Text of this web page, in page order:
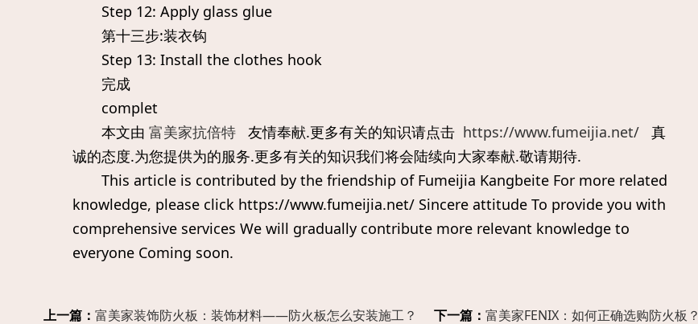
Step 12: Apply glass glue
第十三步:装衣钩
Step 13: Install the clothes hook
完成
complet
本文由 富美家抗倍特友情奉献.更多有关的知识请点击 https://www.fumeijia.net/
真
诚的态度.为您提供为的服务.更多有关的知识我们将会陆续向大家奉献.敬请期待.
This article is contributed by the friendship of Fumeijia Kangbeite For more related
knowledge, please click https://www.fumeijia.net/ Sincere attitude To provide you with
comprehensive services We will gradually contribute more relevant knowledge to
everyone Coming soon.
上一篇： 富美家装饰防火板：装饰材料——防火板怎么安装施工？ 下一篇： 富美家FENIX：如何正确选购防火板？